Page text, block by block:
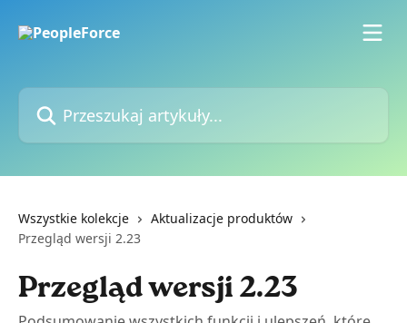
Przeszukaj artykuły...
Wszystkie kolekcje
Aktualizacje produktów
Przegląd wersji 2.23
Przegląd wersji 2.23